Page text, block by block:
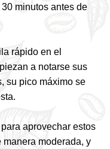
minutos antes de
rápido en el
a notarse sus
su pico máximo se
aprovechar estos
manera moderada, y